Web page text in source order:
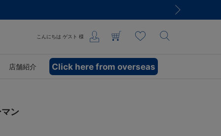
こんにちは ゲスト 様
店舗紹介 Click here from overseas
ン